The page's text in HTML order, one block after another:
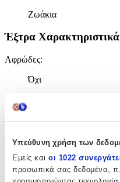
Υπεύθυνη χρήση των
Εμείς και οι 1022
προσωπικά σας δεδομένα,
Ζωάκια
Έξτρα Χαρακτηριστικά
Αφρώδες:
Όχι
Βινυλίου
Ναι
Μπορντούρα:
Ναι
Φωσφοριζέ: